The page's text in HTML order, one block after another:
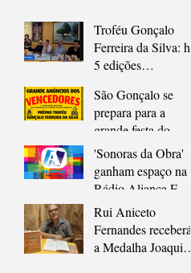
diversidade em São
Gonçalo
Troféu Gonçalo
Ferreira da Silva: há
5 edições
Cordel
São Gonçalo se
prepara para a
grande festa do
cordel, em novo
endereço
'Sonoras da Obra'
ganham espaço na
Rádio Aliança FM
98,7 em formato
pocket cast
Rui Aniceto
Fernandes receberá
a Medalha Joaquim